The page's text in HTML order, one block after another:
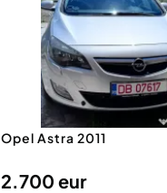
Opel Astra 2011
2.700 eur